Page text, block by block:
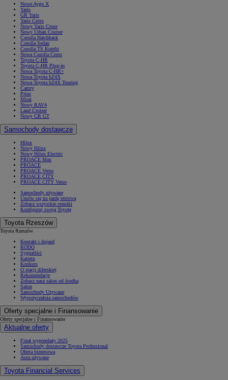
Nowe Aygo X
Yaris
GR Yaris
Yaris Cross
Nowy Yaris Cross
Nowy Urban Cruiser
Corolla Hatchback
Corolla Sedan
Corolla TS Kombi
Nowa Corolla Cross
Toyota C-HR
Toyota C-HR Plug-in
Nowa Toyota C-HR+
Nowa Toyota bZ4X
Nowa Toyota bZ4X Touring
Camry
Prius
Mirai
Nowy RAV4
Land Cruiser
Nowy GR GT
Samochody dostawcze
Hilux
Nowy Hilux
Nowy Hilux Electric
PROACE Max
PROACE
PROACE Verso
PROACE CITY
PROACE CITY Verso
Samochody używane
Umów się na jazdę testową
Zobacz wszystkie cenniki
Konfiguruj swoją Toyotę
Toyota Rzeszów
Toyota Rzeszów
Kontakt i dojazd
RODO
Sygnaliści
Kariera
Konkurs
O stacji dilerskiej
Rekomendacje
Zobacz nasz salon od środka
Salon
Samochody Używane
Wypożyczalnia samochodów
Oferty specjalne i Finansowanie
Oferty specjalne i Finansowanie
Aktualne oferty
Finał wyprzedaży 2025
Samochody dostawcze Toyota Professional
Oferta biznesowa
Auta używane
Toyota Financial Services